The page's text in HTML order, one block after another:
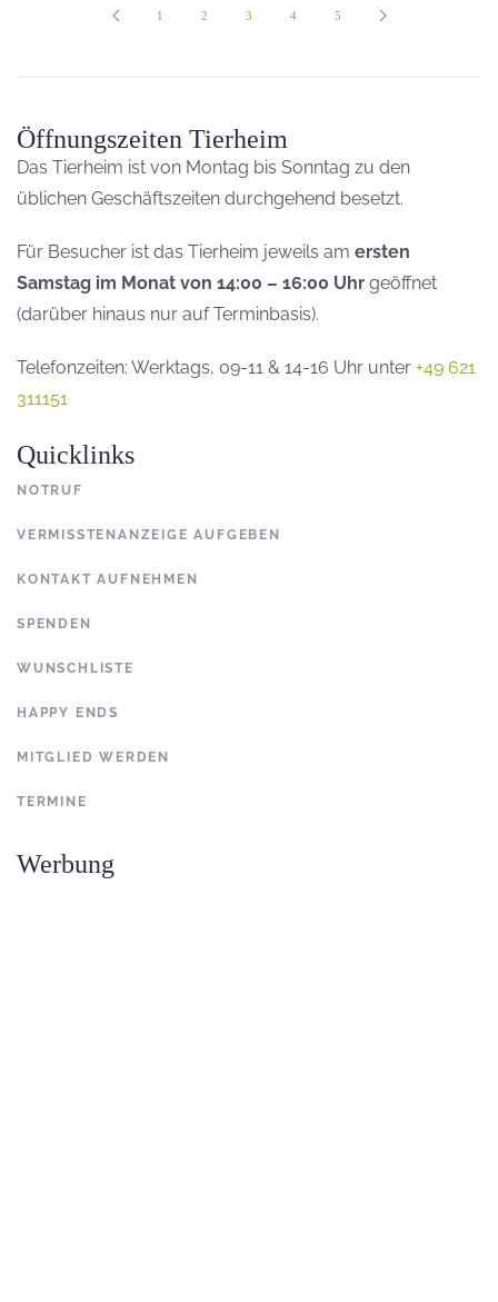
1 2 3 4 5
Öffnungszeiten Tierheim
Das Tierheim ist von Montag bis Sonntag zu den
üblichen Geschäftszeiten durchgehend besetzt.
Für Besucher ist das Tierheim jeweils am ersten
Samstag im Monat von 14:00 – 16:00 Uhr geöffnet
(darüber hinaus nur auf Terminbasis).
Telefonzeiten: Werktags, 09-11 & 14-16 Uhr unter +49 621
311151
Quicklinks
NOTRUF
VERMISSTENANZEIGE AUFGEBEN
KONTAKT AUFNEHMEN
SPENDEN
WUNSCHLISTE
HAPPY ENDS
MITGLIED WERDEN
TERMINE
Werbung